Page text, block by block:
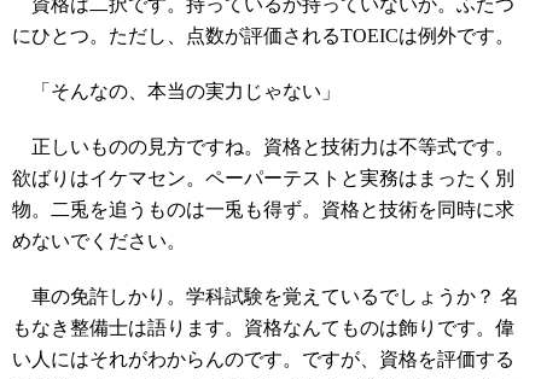
資格は二択です。持っているか持っていないか。ふたつ
にひとつ。ただし、点数が評価されるTOEICは例外です。
「そんなの、本当の実力じゃない」
正しいものの見方ですね。資格と技術力は不等式です。
欲ばりはイケマセン。ペーパーテストと実務はまったく別
物。二兎を追うものは一兎も得ず。資格と技術を同時に求
めないでください。
車の免許しかり。学科試験を覚えているでしょうか？ 名
もなき整備士は語ります。資格なんてものは飾りです。偉
い人にはそれがわからんのです。ですが、資格を評価する